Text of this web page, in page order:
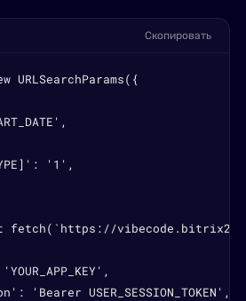
Скопировать
URLSearchParams({
'1',
fetch(`https://
'Bearer USER_SESSION_TOKEN',